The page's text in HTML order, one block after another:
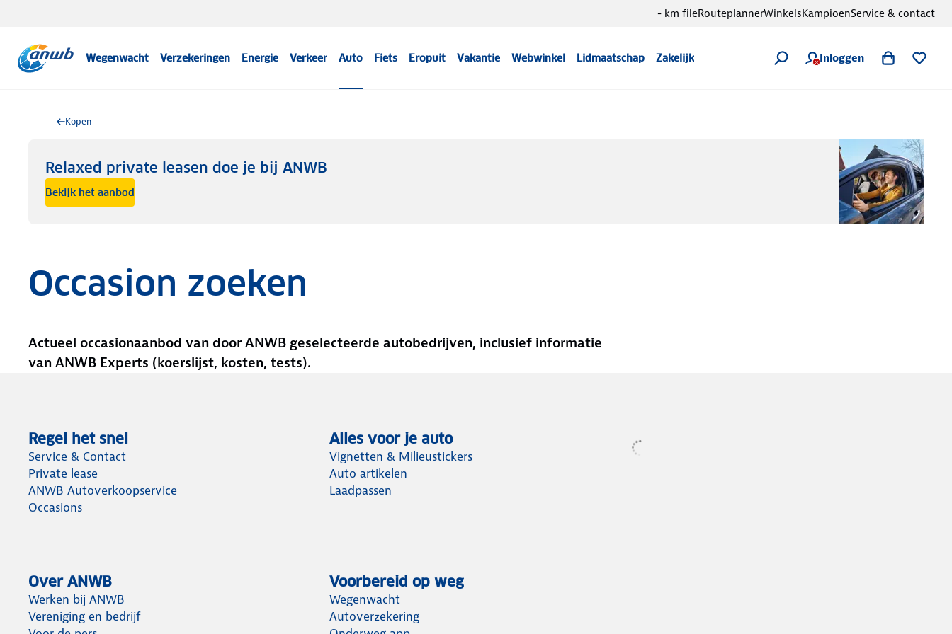
Wegenwacht Verzekeringen Energie Verkeer Auto Fiets Eropuit Vakantie Webwinkel Lidmaatschap Zakelijk Inloggen
- km fileRouteplannerWinkelsKampioenService & contact
Kopen
Relaxed private leasen doe je bij ANWB
Bekijk het aanbod
Occasion zoeken
Actueel occasionaanbod van door ANWB geselecteerde autobedrijven, inclusief informatie
van ANWB Experts (koerslijst, kosten, tests).
Regel het snel
Service & Contact
Private lease
ANWB Autoverkoopservice
Occasions
Alles voor je auto
Vignetten & Milieustickers
Auto artikelen
Laadpassen
Over ANWB
Werken bij ANWB
Vereniging en bedrijf
Voorbereid op weg
Wegenwacht
Autoverzekering